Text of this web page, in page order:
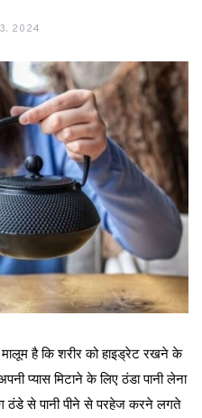
2024
है कि शरीर को हाइड्रेट रखने के
प्यास मिटाने के लिए ठंडा पानी लेना
ठंडे से पानी पीने से परहेज करने लगते